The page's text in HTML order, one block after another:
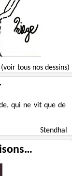
(voir tous nos dessins)
qui ne vit que de
Stendhal